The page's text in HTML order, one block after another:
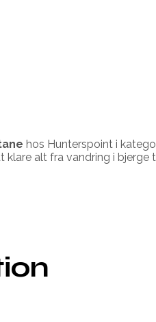
hos Hunterspoint i
alt fra vandring i